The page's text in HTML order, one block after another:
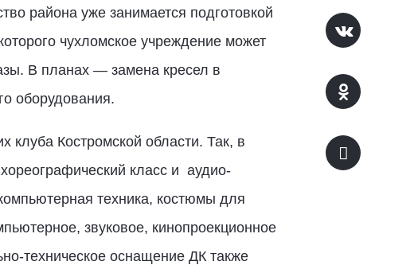
района уже занимается подготовкой
чухломское учреждение может
В планах — замена кресел в
оборудования.
клуба Костромской области. Так, в
класс и аудио-
техника, костюмы для
звуковое, кинопроекционное
техническое оснащение ДК также